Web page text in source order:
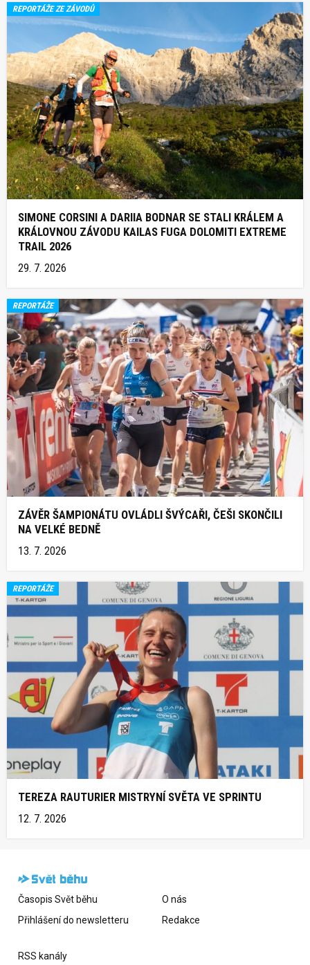
REPORTÁŽE ZE ZÁVODŮ
SIMONE CORSINI A DARIIA BODNAR SE STALI KRÁLEM A
KRÁLOVNOU ZÁVODU KAILAS FUGA DOLOMITI EXTREME
TRAIL 2026
29. 7. 2026
REPORTÁŽE
ZÁVĚR ŠAMPIONÁTU OVLÁDLI ŠVÝCAŘI, ČEŠI SKONČILI
NA VELKÉ BEDNĚ
13. 7. 2026
REPORTÁŽE
TEREZA RAUTURIER MISTRYNÍ SVĚTA VE SPRINTU
12. 7. 2026
Časopis Svět běhu
Přihlášení do newsletteru
O nás
Redakce
RSS kanály